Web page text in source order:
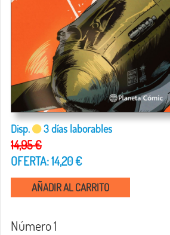
Disp. 3 días laborables
14,95 €
OFERTA: 14,20 €
AÑADIR AL CARRITO
Número 1